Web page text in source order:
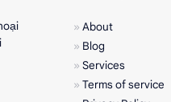
About
Blog
Services
Terms of service
Cookie Consent